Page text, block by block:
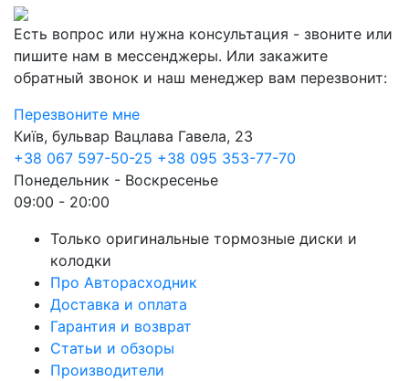
Есть вопрос или нужна консультация - звоните или
пишите нам в мессенджеры. Или закажите
обратный звонок и наш менеджер вам перезвонит:
Перезвоните мне
Київ, бульвар Вацлава Гавела, 23
+38 067 597-50-25 +38 095 353-77-70
Понедельник - Воскресенье
09:00 - 20:00
Только оригинальные тормозные диски и
колодки
Про Авторасходник
Доставка и оплата
Гарантия и возврат
Статьи и обзоры
Производители